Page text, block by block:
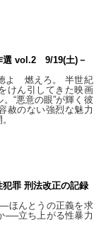
選 vol.2 9/19(土)－
燃えろ。 半世紀
けん引してきた映画
“悪意の眼”が輝く彼
赦のない強烈な魅力
罪 刑法改正の記録
ほんとうの正義を求
──立ち上がる性暴力